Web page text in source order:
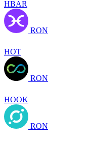
HBAR
RON
HOT
RON
HOOK
RON